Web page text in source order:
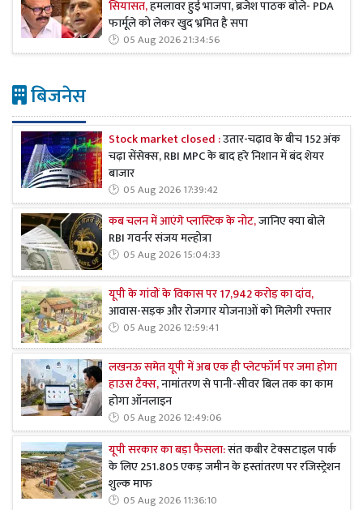
सियासत,हमलावर हुई भाजपा, ब्रजेश पाठक बोले- PDA
फार्मूले को लेकर खुद भ्रमित है सपा
05 Aug 2026 21:34:56
बिजनेस
Stock market closed :उतार-चढ़ाव के बीच 152 अंक
चढ़ा सेंसेक्स, RBI MPC के बाद हरे निशान में बंद शेयर
बाजार
05 Aug 2026 17:39:42
कब चलन में आएंगे प्लास्टिक के नोट,जानिए क्या बोले
RBI गवर्नर संजय मल्होत्रा
05 Aug 2026 15:04:33
यूपी के गांवों के विकास पर 17,942 करोड़ का दांव,
आवास-सड़क और रोजगार योजनाओं को मिलेगी रफ्तार
05 Aug 2026 12:59:41
लखनऊ समेत यूपी में अब एक ही प्लेटफॉर्म पर जमा होगा
हाउस टैक्स,नामांतरण से पानी-सीवर बिल तक का काम
होगा ऑनलाइन
05 Aug 2026 12:49:06
यूपी सरकार का बड़ा फैसला:संत कबीर टेक्सटाइल पार्क
के लिए 251.805 एकड़ जमीन के हस्तांतरण पर रजिस्ट्रेशन
शुल्क माफ
05 Aug 2026 11:36:10